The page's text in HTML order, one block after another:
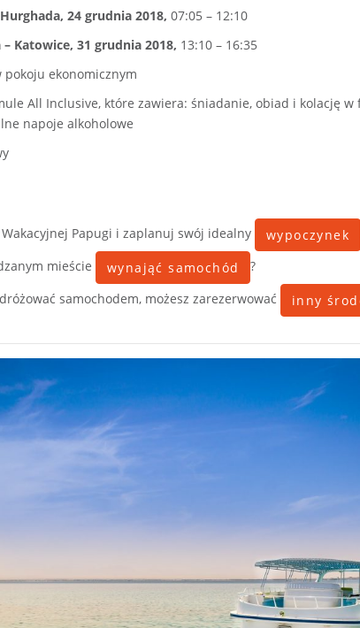
24 grudnia 2018, 07:05 – 12:10
Katowice, 31 grudnia 2018, 13:10 – 16:35
ekonomicznym
All Inclusive, które zawiera: śniadanie, obiad i kolację
napoje alkoholowe
Papugi i zaplanuj swój idealny wypoczynek
mieście
wynająć samochód
?
samochodem, możesz zarezerwować
inny